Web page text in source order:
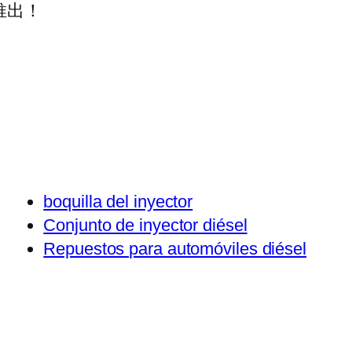
！
boquilla del inyector
Conjunto de inyector diésel
Repuestos para automóviles diésel